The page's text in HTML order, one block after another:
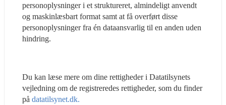
personoplysninger i et struktureret, almindeligt anvendt
og maskinlæsbart format samt at få overført disse
personoplysninger fra én dataansvarlig til en anden uden
hindring.
Du kan læse mere om dine rettigheder i Datatilsynets
vejledning om de registreredes rettigheder, som du finder
på datatilsynet.dk.